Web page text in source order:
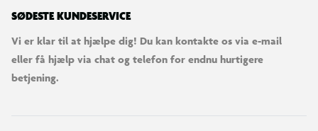
SØDESTE KUNDESERVICE
Vi er klar til at hjælpe dig! Du kan kontakte os via e-mail
eller få hjælp via chat og telefon for endnu hurtigere
betjening.